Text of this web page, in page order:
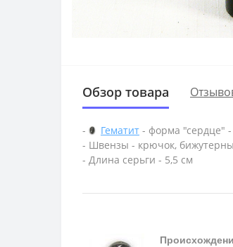
Обзор товара
- Гематит - форма "сердце"
- Швензы - крючок,
- Длина серьги - 5,5 см